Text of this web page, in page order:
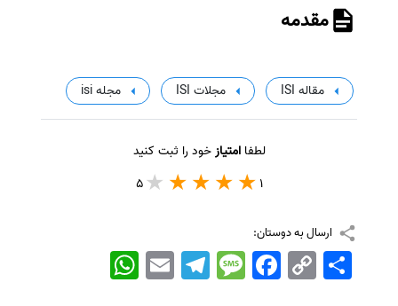
مقدمه
مقاله ISI مجلات ISI مجله isi
لطفاامتیازخود را ثبت کنید
1
5
ارسال به دوستان:
WhatsApp EmailTelegramMessageFacebook Copy
Link
اشتراک